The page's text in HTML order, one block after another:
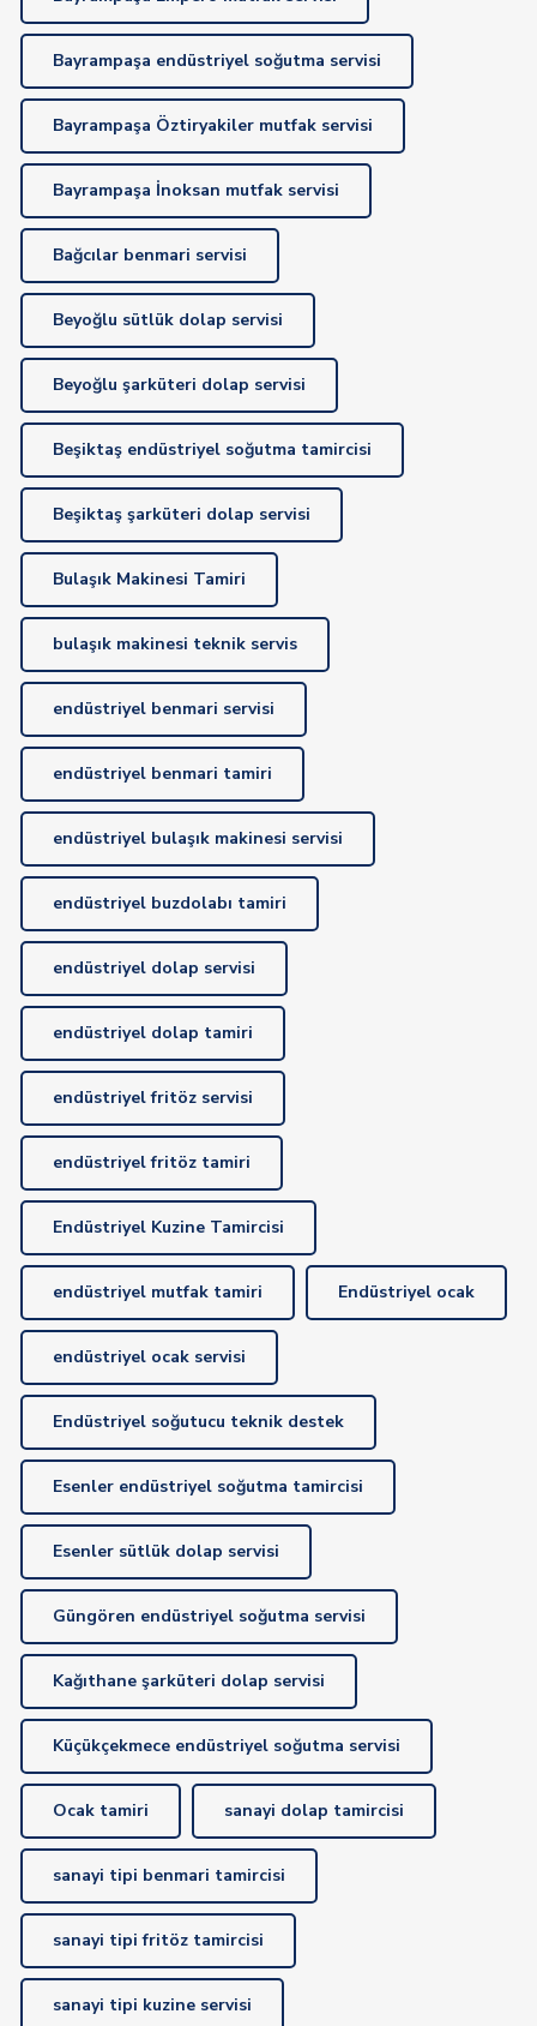
Bayrampaşa endüstriyel soğutma servisi
Bayrampaşa Öztiryakiler mutfak servisi
Bayrampaşa İnoksan mutfak servisi
Bağcılar benmari servisi
Beyoğlu sütlük dolap servisi
Beyoğlu şarküteri dolap servisi
Beşiktaş endüstriyel soğutma tamircisi
Beşiktaş şarküteri dolap servisi
Bulaşık Makinesi Tamiri
bulaşık makinesi teknik servis
endüstriyel benmari servisi
endüstriyel benmari tamiri
endüstriyel bulaşık makinesi servisi
endüstriyel buzdolabı tamiri
endüstriyel dolap servisi
endüstriyel dolap tamiri
endüstriyel fritöz servisi
endüstriyel fritöz tamiri
Endüstriyel Kuzine Tamircisi
endüstriyel mutfak tamiri Endüstriyel ocak
endüstriyel ocak servisi
Endüstriyel soğutucu teknik destek
Esenler endüstriyel soğutma tamircisi
Esenler sütlük dolap servisi
Güngören endüstriyel soğutma servisi
Kağıthane şarküteri dolap servisi
Küçükçekmece endüstriyel soğutma servisi
Ocak tamiri sanayi dolap tamircisi
sanayi tipi benmari tamircisi
sanayi tipi fritöz tamircisi
sanayi tipi kuzine servisi